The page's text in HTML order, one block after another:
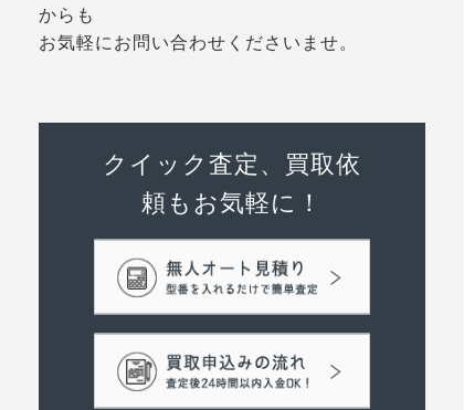
からも
お気軽にお問い合わせくださいませ。
クイック査定、買取依
頼もお気軽に！